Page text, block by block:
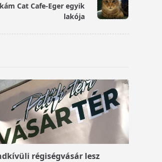
Cat Cafe-Eger egyik
lakója
régiségvásár lesz